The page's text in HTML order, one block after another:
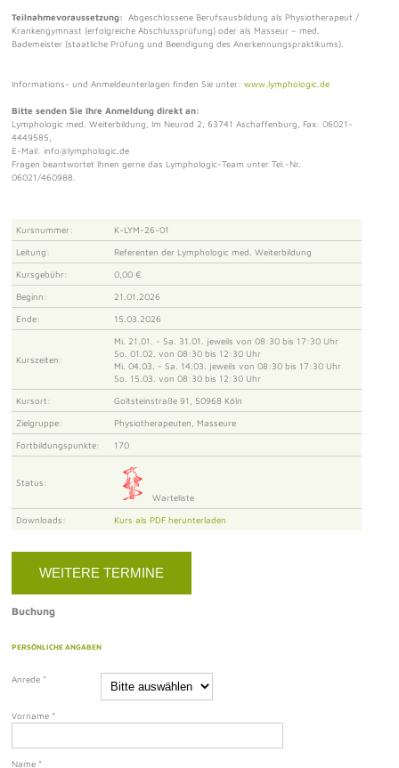
Teilnahmevoraussetzung: Abgeschlossene Berufsausbildung als Physiotherapeut /
Krankengymnast (erfolgreiche Abschlussprüfung) oder als Masseur – med.
Bademeister (staatliche Prüfung und Beendigung des Anerkennungspraktikums).
Informations- und Anmeldeunterlagen finden Sie unter: www.lymphologic.de
Bitte senden Sie Ihre Anmeldung direkt an:
Lymphologic med. Weiterbildung, Im Neurod 2, 63741 Aschaffenburg, Fax: 06021-
4449585,
E-Mail: info@lymphologic.de
Fragen beantwortet Ihnen gerne das Lymphologic-Team unter Tel.-Nr.
06021/460988.
Kursnummer: K-LYM-26-01
Leitung: Referenten der Lymphologic med. Weiterbildung
Kursgebühr: 0,00 €
Beginn: 21.01.2026
Ende: 15.03.2026
Kurszeiten:
Mi. 21.01. - Sa. 31.01. jeweils von 08:30 bis 17:30 Uhr
So. 01.02. von 08:30 bis 12:30 Uhr
Mi. 04.03. - Sa. 14.03. jeweils von 08:30 bis 17:30 Uhr
So. 15.03. von 08:30 bis 12:30 Uhr
Kursort: Goltsteinstraße 91, 50968 Köln
Zielgruppe: Physiotherapeuten, Masseure
Fortbildungspunkte: 170
Status:
Warteliste
Downloads: Kurs als PDF herunterladen
WEITERE TERMINE
Buchung
PERSÖNLICHE ANGABEN
Anrede *
Vorname *
Name *